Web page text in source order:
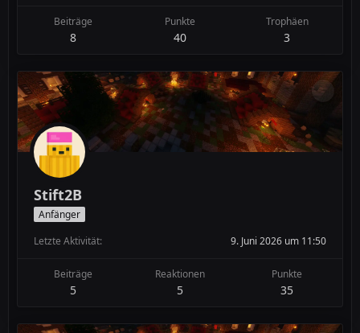
Beiträge
8
Punkte
40
Trophäen
3
Stift2B
Anfänger
Letzte Aktivität
9. Juni 2026 um 11:50
Beiträge
5
Reaktionen
5
Punkte
35